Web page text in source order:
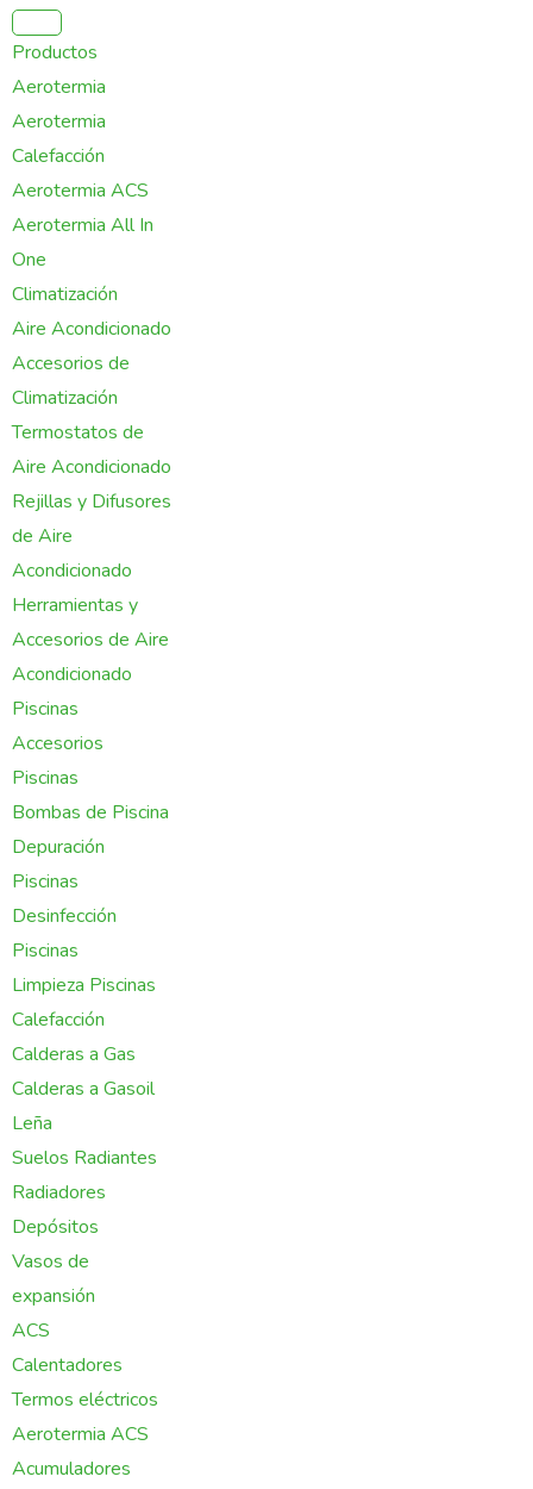
contenido
Productos
Aerotermia
Aerotermia
Calefacción
Aerotermia ACS
Aerotermia All In
One
Climatización
Aire Acondicionado
Accesorios de
Climatización
Termostatos de
Aire Acondicionado
Rejillas y Difusores
de Aire
Acondicionado
Herramientas y
Accesorios de Aire
Acondicionado
Piscinas
Accesorios
Piscinas
Bombas de Piscina
Depuración
Piscinas
Desinfección
Piscinas
Limpieza Piscinas
Calefacción
Calderas a Gas
Calderas a Gasoil
Leña
Suelos Radiantes
Radiadores
Depósitos
Vasos de
expansión
ACS
Calentadores
Termos eléctricos
Aerotermia ACS
Acumuladores